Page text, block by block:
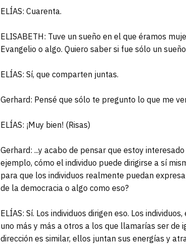
ELÍAS: Cuarenta.
ELISABETH: Tuve un sueño en el que éramos
Evangelio o algo. Quiero saber si fue sólo un
ELÍAS: Sí, que comparten juntas.
Gerhard: Pensé que sólo te pregunto lo que me
ELÍAS: ¡Muy bien! (Risas)
Gerhard: ...y acabo de pensar que estoy
ejemplo, cómo el individuo puede dirigirse a sí
para que los individuos realmente puedan
de la democracia o algo como eso?
ELÍAS: Sí. Los individuos dirigen eso. Los
uno más y más a otros a los que llamarías ser de
dirección es similar, ellos juntan sus energías y